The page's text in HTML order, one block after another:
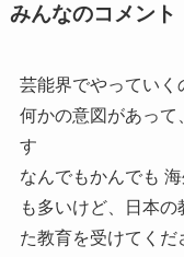
みんなのコメント
芸能界でやっていく
何かの意図があって
す
なんでもかんでも
も多いけど、日本
た教育を受けてくだ